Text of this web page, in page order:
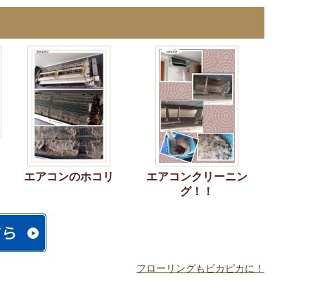
エアコンのホコリ
エアコンクリーニン
グ！！
フローリングもピカピカに！